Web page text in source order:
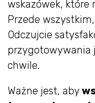
wskazówek, które
Przede
Odczujcie
przygotowywania
chwile.
Ważne jest, aby